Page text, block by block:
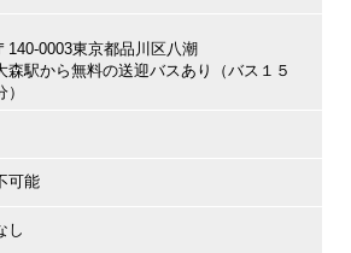
140-0003東京都品川区八潮
森駅から無料の送迎バスあり（バス１５
）
可能
し